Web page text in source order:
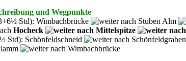
und Wegpunkte
Std): Wimbachbrücke
Stuben Alm
Hocheck
Mittelspitze
Std): Schönfeldschneid
Schönfeldgraben
Wimbachbrücke